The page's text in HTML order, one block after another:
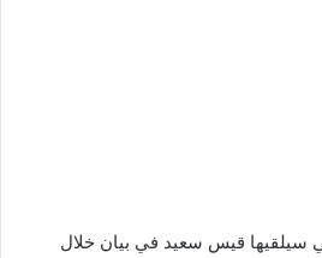
سيلقيها قيس سعيد في بيان خلال